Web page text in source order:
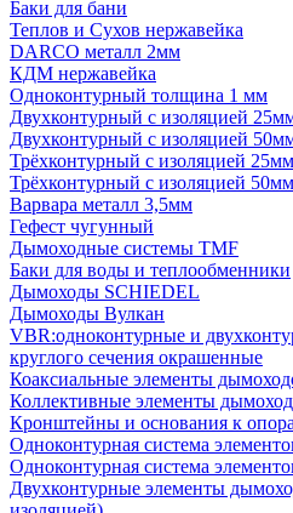
Баки для бани
Теплов и Сухов нержавейка
DARCO металл 2мм
КДМ нержавейка
Одноконтурный толщина 1 мм
Двухконтурный с изоляцией
Двухконтурный с изоляцией
Трёхконтурный с изоляцией 25мм
Трёхконтурный с изоляцией 50мм
Варвара металл 3,5мм
Гефест чугунный
Дымоходные системы TMF
Баки для воды и теплообменники
Дымоходы SCHIEDEL
Дымоходы Вулкан
VBR:одноконтурные и
круглого сечения окрашенные
Коаксиальные элементы
Коллективные элементы
Кронштейны и основания к
Одноконтурная система
Одноконтурная система
Двухконтурные элементы